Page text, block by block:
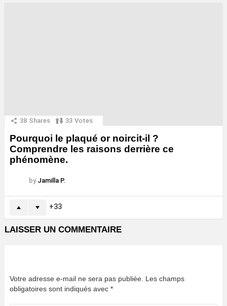
38 Shares 33 Votes
Pourquoi le plaqué or noircit-il ?
Comprendre les raisons derrière ce
phénomène.
by Jamilla P.
33
LAISSER UN COMMENTAIRE
Votre adresse e-mail ne sera pas publiée. Les champs
obligatoires sont indiqués avec *